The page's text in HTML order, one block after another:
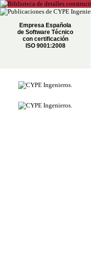
Empresa Española
de Software Técnico
con certificación
ISO 9001:2008